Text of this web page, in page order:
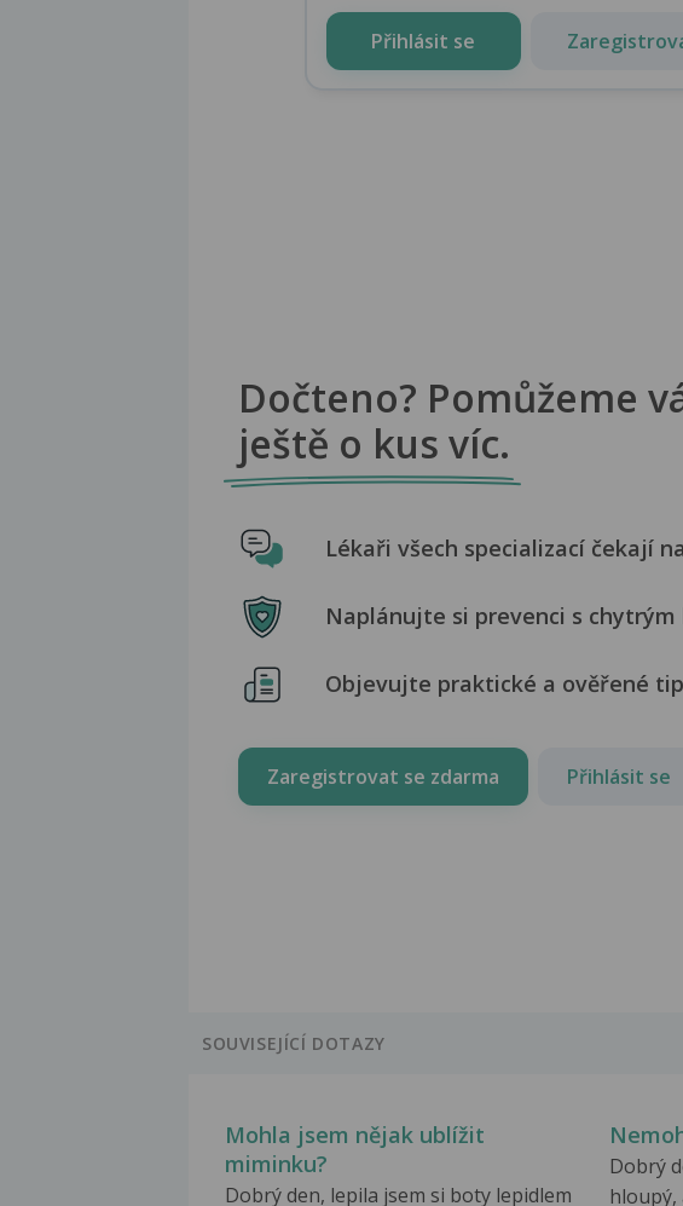
Přihlásit se
Dočteno? Pomůžeme
ještě o kus víc.
Lékaři všech specializací čekají
Naplánujte si prevenci s chytrým
Objevujte praktické a ověřené
Zaregistrovat se zdarma Přihlásit se
SOUVISEJÍCÍ DOTAZY
Mohla jsem nějak ublížit
miminku?
Dobrý den, lepila jsem si boty lepidlem
Dobrý
hloupý,